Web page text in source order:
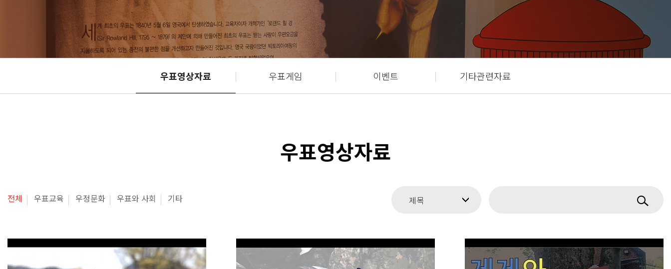
우표영상자료 우표게임 이벤트 기타관련자료
우표영상자료
전체 우표교육 우정문화 우표와 사회 기타